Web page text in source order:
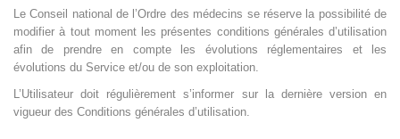
Le Conseil national de l’Ordre des médecins se réserve la possibilité de
modifier à tout moment les présentes conditions générales d’utilisation
afin de prendre en compte les évolutions réglementaires et les
évolutions du Service et/ou de son exploitation.
L’Utilisateur doit régulièrement s’informer sur la dernière version en
vigueur des Conditions générales d’utilisation.